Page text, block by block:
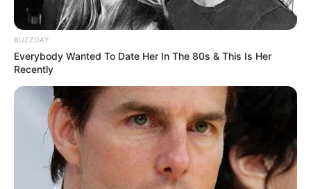
ΤΑΥΤΟΤΗΤΑ ΚΑΙ ΕΠΙΚΟΙΝΩΝΙΑ ΟΡΟΙ ΧΡΗΣΗΣ
BUZZDAY
Everybody Wanted To Date Her In The 80s & This Is Her
Recently